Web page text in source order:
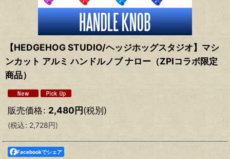
【HEDGEHOG STUDIO/ヘッジホッグスタジオ】マシ
ンカット アルミ ハンドルノブ ナロー（ZPIコラボ限定
商品）
販売価格: 2,480円(税別)
(税込: 2,728円)
Facebookでシェア